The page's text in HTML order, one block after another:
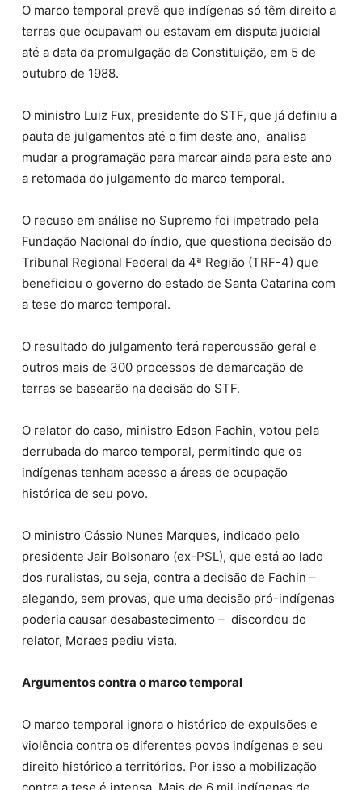
O marco temporal prevê que indígenas só têm direito a
terras que ocupavam ou estavam em disputa judicial
até a data da promulgação da Constituição, em 5 de
outubro de 1988.
O ministro Luiz Fux, presidente do STF, que já definiu a
pauta de julgamentos até o fim deste ano, analisa
mudar a programação para marcar ainda para este ano
a retomada do julgamento do marco temporal.
O recuso em análise no Supremo foi impetrado pela
Fundação Nacional do índio, que questiona decisão do
Tribunal Regional Federal da 4ª Região (TRF-4) que
beneficiou o governo do estado de Santa Catarina com
a tese do marco temporal.
O resultado do julgamento terá repercussão geral e
outros mais de 300 processos de demarcação de
terras se basearão na decisão do STF.
O relator do caso, ministro Edson Fachin, votou pela
derrubada do marco temporal, permitindo que os
indígenas tenham acesso a áreas de ocupação
histórica de seu povo.
O ministro Cássio Nunes Marques, indicado pelo
presidente Jair Bolsonaro (ex-PSL), que está ao lado
dos ruralistas, ou seja, contra a decisão de Fachin –
alegando, sem provas, que uma decisão pró-indígenas
poderia causar desabastecimento – discordou do
relator, Moraes pediu vista.
Argumentos contra o marco temporal
O marco temporal ignora o histórico de expulsões e
violência contra os diferentes povos indígenas e seu
direito histórico a territórios. Por isso a mobilização